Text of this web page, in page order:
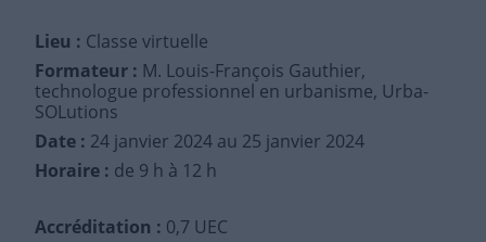
Lieu : Classe virtuelle
Formateur : M. Louis-François Gauthier,
technologue professionnel en urbanisme, Urba-
SOLutions
Date : 24 janvier 2024 au 25 janvier 2024
Horaire : de 9 h à 12 h
Accréditation : 0,7 UEC